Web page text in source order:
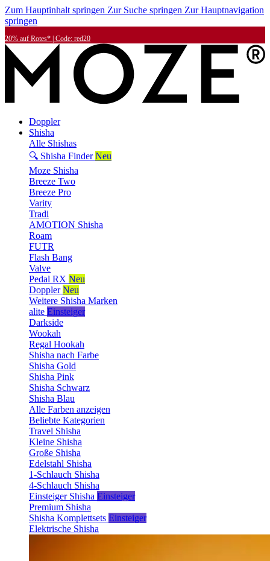
Zum Hauptinhalt springen Zur Suche springen Zur Hauptnavigation
springen
20% auf Rotes* | Code: red20
Doppler
Shisha
Alle Shishas
🔍 Shisha Finder Neu
Moze Shisha
Breeze Two
Breeze Pro
Varity
Tradi
AMOTION Shisha
Roam
FUTR
Flash Bang
Valve
Pedal RX Neu
Doppler Neu
Weitere Shisha Marken
alite Einsteiger
Darkside
Wookah
Regal Hookah
Shisha nach Farbe
Shisha Gold
Shisha Pink
Shisha Schwarz
Shisha Blau
Alle Farben anzeigen
Beliebte Kategorien
Travel Shisha
Kleine Shisha
Große Shisha
Edelstahl Shisha
1-Schlauch Shisha
4-Schlauch Shisha
Einsteiger Shisha Einsteiger
Premium Shisha
Shisha Komplettsets Einsteiger
Elektrische Shisha